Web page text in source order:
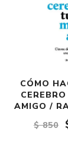
CÓMO
AMIGO /
$ 850